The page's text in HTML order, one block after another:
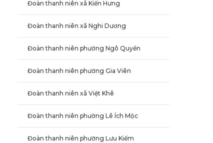
Đoàn thanh niên xã Kiến Hưng
Đoàn thanh niên xã Nghi Dương
Đoàn thanh niên phường Ngô Quyền
Đoàn thanh niên phường Gia Viên
Đoàn thanh niên xã Việt Khê
Đoàn thanh niên phường Lê Ích Mộc
Đoàn thanh niên phường Lưu Kiếm